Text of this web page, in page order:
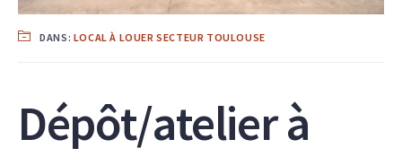
DANS: LOCAL À LOUER SECTEUR TOULOUSE
Dépôt/atelier à